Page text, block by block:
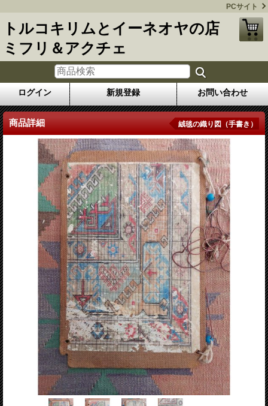
PCサイト
トルコキリムとイーネオヤの店
ミフリ＆アクチェ
ログイン 新規登録 お問い合わせ
商品詳細 絨毯の織り図（手書き）